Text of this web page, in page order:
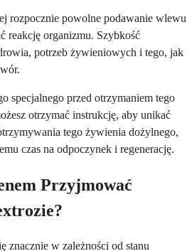
rozpocznie powolne podawanie wlewu
reakcję organizmu. Szybkość
potrzeb żywieniowych i tego, jak
specjalnego przed otrzymaniem tego
otrzymać instrukcję, aby unikać
tego żywienia dożylnego,
czas na odpoczynek i regenerację.
Przyjmować
znacznie w zależności od stanu